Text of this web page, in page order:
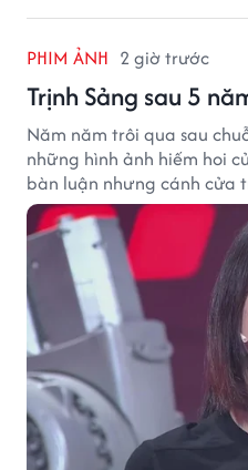
PHIM ẢNH 2 giờ trước
Trịnh Sảng sau 5
Năm năm trôi qua sau
những hình ảnh hiếm hoi
bàn luận nhưng cánh cửa
vời.